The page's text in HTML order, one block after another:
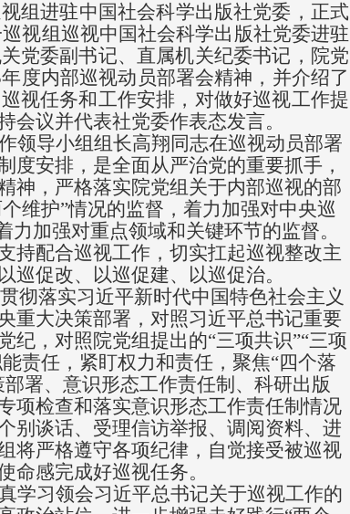
组进驻中国社会科学出版社党委，正式
视组巡视中国社会科学出版社党委进驻
党委副书记、直属机关纪委书记 ，院党
度内部巡视动员部署会精神 ，并介绍了
巡视任务和工作安排， 对做好巡视工作提
会议并代表社党委作表态发言。
领导小组组长高翔同志在巡视动员部署
度安排，是全面从严治党的重要抓手，
神 ，严格落实院党组关于内部巡视的部
个维护”情况的监督，着力加强对中央巡
加强对重点领域和关键环节的监督。
持配合巡视工作， 切实扛起巡视整改主
促改、以巡促建、以巡促治。
彻落实习近平新时代中国特色社会主义
重大决策部署，对照习近平总书记重要
纪，对照院党组提出的“三项共识”“三项
责任，紧盯权力和责任，聚焦“四个落
署、 意识形态工作责任制 、科研出版
项检查和落实意识形态工作责任制情况
别谈话、受理信访举报、调阅资料、进
将严格遵守各项纪律，自觉接受被巡视
命感完成好巡视任务。
学习领会习近平总书记关于巡视工作的